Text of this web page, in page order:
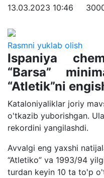
13.03.2023 10:46
Rasmni yuklab olish
Ispaniya
“Barsa”
“Atletik”ni
Kataloniyaliklar joriy
o'tkazib yuborishgan.
rekordini yangilashdi.
Avvalgi eng yaxshi
“Atletiko” va 1993/94
turdan keyin 10 ta to'p